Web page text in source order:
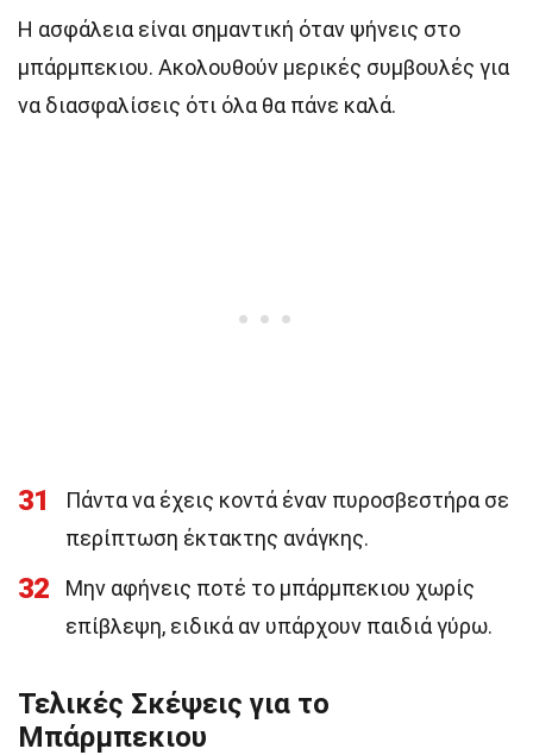
Η ασφάλεια είναι σημαντική όταν ψήνεις στο
μπάρμπεκιου. Ακολουθούν μερικές συμβουλές για
να διασφαλίσεις ότι όλα θα πάνε καλά.
31
Πάντα να έχεις κοντά έναν πυροσβεστήρα σε
περίπτωση έκτακτης ανάγκης.
32
Μην αφήνεις ποτέ το μπάρμπεκιου χωρίς
επίβλεψη, ειδικά αν υπάρχουν παιδιά γύρω.
Τελικές Σκέψεις για το
Μπάρμπεκιου